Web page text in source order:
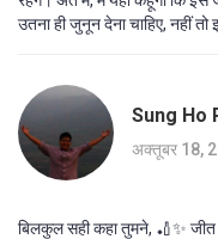
उतना ही जुनून देना चाहिए, नहीं तो
Sung Ho
अक्तूबर 18,
बिलकुल सही कहा तुमने, 🏏✨